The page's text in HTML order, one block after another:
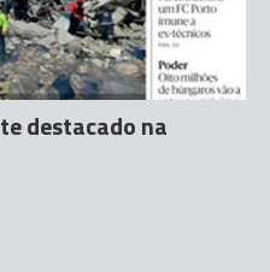
destacado na